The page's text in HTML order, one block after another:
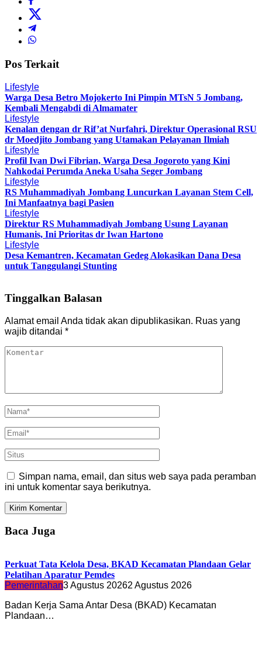
Pos Terkait
Lifestyle
Warga Desa Betro Mojokerto Ini Pimpin MTsN 5 Jombang,
Kembali Mengabdi di Almamater
Lifestyle
Kenalan dengan dr Rif’at Nurfahri, Direktur Operasional RSU
dr Moedjito Jombang yang Utamakan Pelayanan Ilmiah
Lifestyle
Profil Ivan Dwi Fibrian, Warga Desa Jogoroto yang Kini
Nahkodai Perumda Aneka Usaha Seger Jombang
Lifestyle
RS Muhammadiyah Jombang Luncurkan Layanan Stem Cell,
Ini Manfaatnya bagi Pasien
Lifestyle
Direktur RS Muhammadiyah Jombang Usung Layanan
Humanis, Ini Prioritas dr Iwan Hartono
Lifestyle
Desa Kemantren, Kecamatan Gedeg Alokasikan Dana Desa
untuk Tanggulangi Stunting
Tinggalkan Balasan
Alamat email Anda tidak akan dipublikasikan. Ruas yang
wajib ditandai *
Simpan nama, email, dan situs web saya pada peramban
ini untuk komentar saya berikutnya.
Baca Juga
Perkuat Tata Kelola Desa, BKAD Kecamatan Plandaan Gelar
Pelatihan Aparatur Pemdes
Pemerintahan3 Agustus 20262 Agustus 2026
Badan Kerja Sama Antar Desa (BKAD) Kecamatan
Plandaan…